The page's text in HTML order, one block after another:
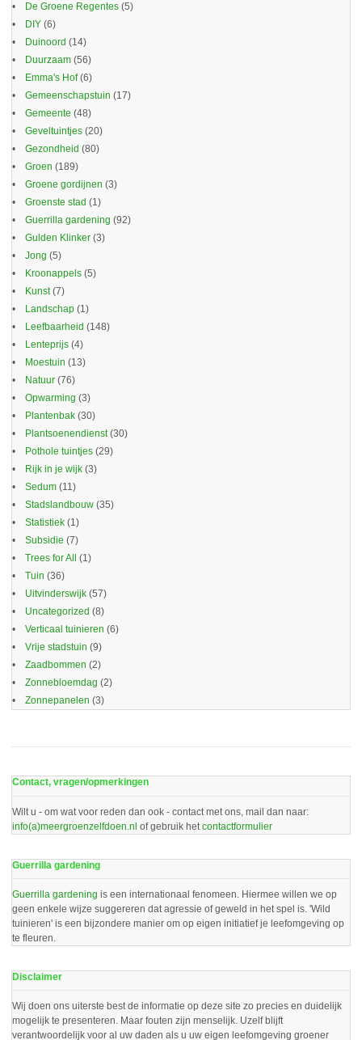
De Groene Regentes (5)
DIY (6)
Duinoord (14)
Duurzaam (56)
Emma's Hof(6)
Gemeenschapstuin (17)
Gemeente (48)
Geveltuintjes (20)
Gezondheid (80)
Groen (189)
Groene gordijnen (3)
Groenste stad (1)
Guerrilla gardening (92)
Gulden Klinker (3)
Jong (5)
Kroonappels (5)
Kunst(7)
Landschap (1)
Leefbaarheid (148)
Lenteprijs (4)
Moestuin (13)
Natuur (76)
Opwarming (3)
Plantenbak (30)
Plantsoenendienst(30)
Pothole tuintjes (29)
Rijk in je wijk (3)
Sedum (11)
Stadslandbouw (35)
Statistiek (1)
Subsidie (7)
Trees for All
(1)
Tuin (36)
Uitvinderswijk (57)
Uncategorized (8)
Verticaal tuinieren (6)
Vrije stadstuin (9)
Zaadbommen (2)
Zonnebloemdag (2)
Zonnepanelen (3)
Contact, vragen/opmerkingen
Wilt u - om wat voor reden dan ook - contact met ons, mail dan naar:
info(a)meergroenzelfdoen.nl of gebruik het contactformulier
Guerrilla gardening
Guerrilla gardening is een internationaal fenomeen. Hiermee willen we op
geen enkele wijze suggereren dat agressie of geweld in het spel is. 'Wild
tuinieren' is een bijzondere manier om op eigen initiatief je leefomgeving op
te fleuren.
Disclaimer
Wij doen ons uiterste best de informatie op deze site zo precies en duidelijk
mogelijk te presenteren. Maar fouten zijn menselijk. Uzelf blijft
verantwoordelijk voor al uw daden als u uw eigen leefomgeving groener